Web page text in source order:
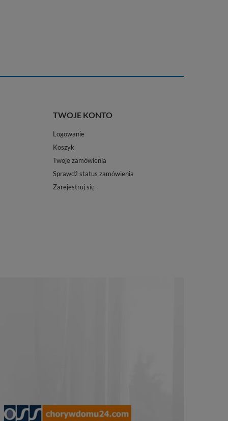
TWOJE KONTO
Logowanie
Koszyk
Twoje zamówienia
Sprawdź status zamówienia
Zarejestruj się